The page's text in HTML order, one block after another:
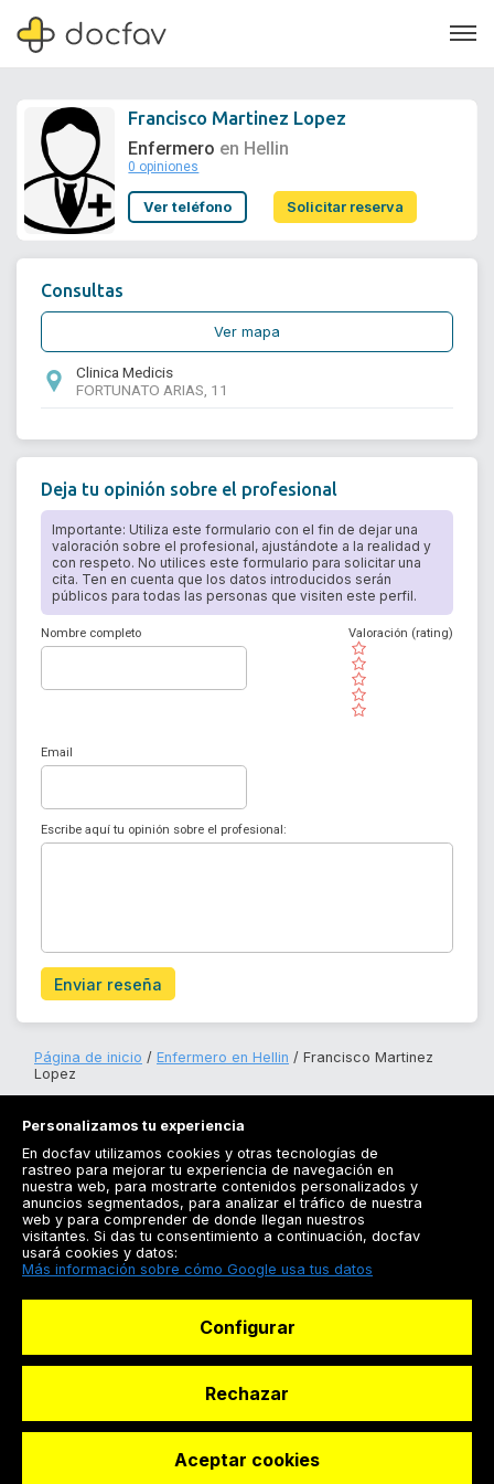
Soporte
Francisco Martinez Lopez
Enfermero en Hellin
0 opiniones
Ver teléfono Solicitar reserva
Consultas
Ver mapa
Clinica Medicis
FORTUNATO ARIAS, 11
Deja tu opinión sobre el profesional
Importante: Utiliza este formulario con el fin de dejar una
valoración sobre el profesional, ajustándote a la realidad y
con respeto. No utilices este formulario para solicitar una
cita. Ten en cuenta que los datos introducidos serán
públicos para todas las personas que visiten este perfil.
Nombre completo
( )
( )
( )
( )
( )
Valoración (rating)
Email
Escribe aquí tu opinión sobre el profesional:
Enviar reseña
Página de inicio Enfermero en Hellin
Francisco Martinez
Lopez
Registrarse
Docfav
© Dashboard Technologies S.L
Personalizamos tu experiencia
En docfav utilizamos cookies y otras tecnologías de
rastreo para mejorar tu experiencia de navegación en
nuestra web, para mostrarte contenidos personalizados y
anuncios segmentados, para analizar el tráfico de nuestra
web y para comprender de donde llegan nuestros
visitantes. Si das tu consentimiento a continuación, docfav
usará cookies y datos:
Más información sobre cómo Google usa tus datos
Configurar
Rechazar
Aceptar cookies